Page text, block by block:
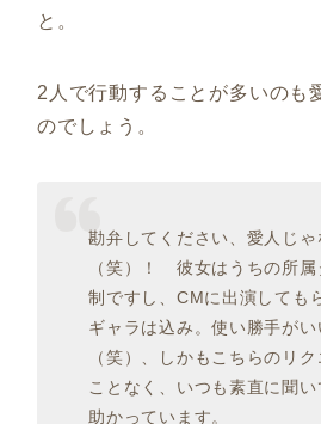
と。
2人で行動することが多いのも
のでしょう。
勘弁してください、愛人じゃ
（笑）！ 彼女はうちの所
制ですし、CMに出演しても
ギャラは込み。使い勝手がい
（笑）、しかもこちらのリ
ことなく、いつも素直に聞
助かっています。